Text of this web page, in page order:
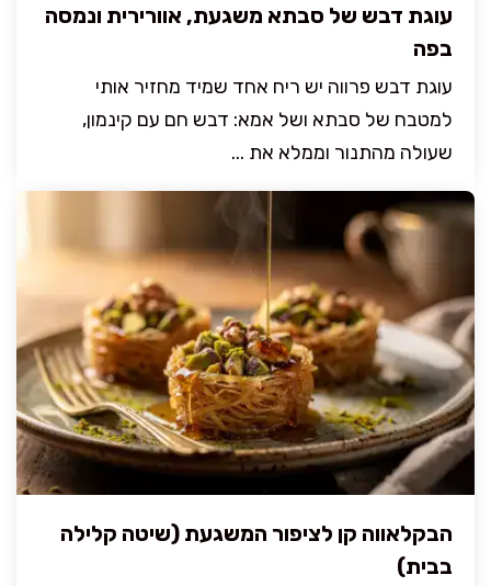
עוגת דבש של סבתא משגעת, אוורירית ונמסה
בפה
עוגת דבש פרווה יש ריח אחד שמיד מחזיר אותי
למטבח של סבתא ושל אמא: דבש חם עם קינמון,
שעולה מהתנור וממלא את ...
הבקלאווה קן לציפור המשגעת (שיטה קלילה
בבית)